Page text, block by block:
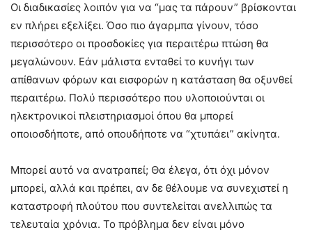
Οι διαδικασίες λοιπόν για να “μας τα πάρουν” βρίσκονται
εν πλήρει εξελίξει. Όσο πιο άγαρμπα γίνουν, τόσο
περισσότερο οι προσδοκίες για περαιτέρω πτώση θα
μεγαλώνουν. Εάν μάλιστα ενταθεί το κυνήγι των
απίθανων φόρων και εισφορών η κατάσταση θα οξυνθεί
περαιτέρω. Πολύ περισσότερο που υλοποιούνται οι
ηλεκτρονικοί πλειστηριασμοί όπου θα μπορεί
οποιοσδήποτε, από οπουδήποτε να “χτυπάει” ακίνητα.
Μπορεί αυτό να ανατραπεί; Θα έλεγα, ότι όχι μόνον
μπορεί, αλλά και πρέπει, αν δε θέλουμε να συνεχιστεί η
καταστροφή πλούτου που συντελείται ανελλιπώς τα
τελευταία χρόνια. Το πρόβλημα δεν είναι μόνο